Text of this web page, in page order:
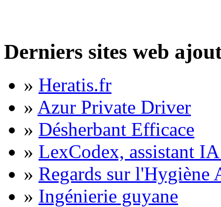
Derniers sites web
» Heratis.fr
» Azur Private Driver
» Désherbant Efficace
» LexCodex, assistant
» Regards sur l'Hygiène
» Ingénierie guyane